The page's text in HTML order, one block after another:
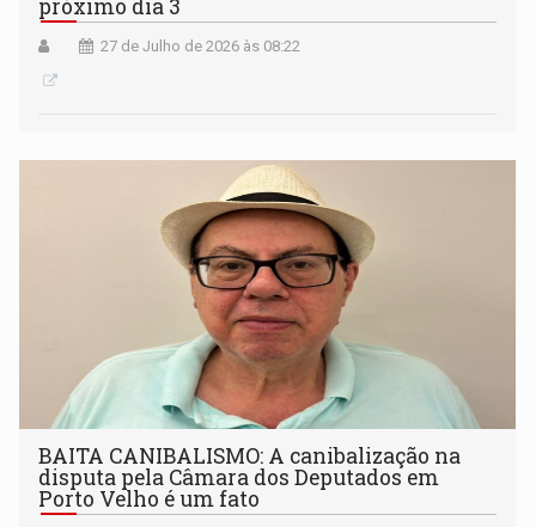
próximo dia 3
27 de Julho de 2026 às 08:22
BAITA CANIBALISMO: A canibalização na
disputa pela Câmara dos Deputados em
Porto Velho é um fato